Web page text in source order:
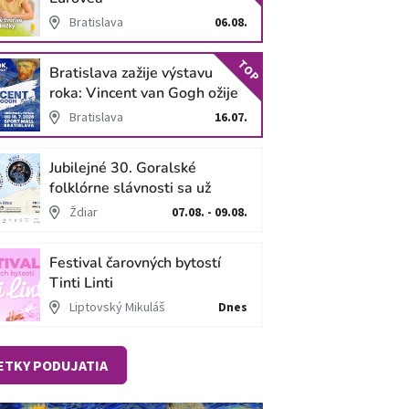
Bratislava 06.08.
Bratislava zažije výstavu
roka: Vincent van Gogh ožije
v unikátnej imerzívnej šou!
Bratislava 16.07.
TOP
Jubilejné 30. Goralské
folklórne slávnosti sa už
blížiaŽdiar 07.08. - 09.08.
Festival čarovných bytostí
Tinti Linti
Liptovský Mikuláš Dnes
PODUJATIA